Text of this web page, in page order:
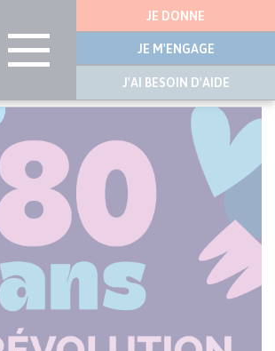
latérale
JE DONNE
JE M'ENGAGE
J'AI BESOIN D'AIDE